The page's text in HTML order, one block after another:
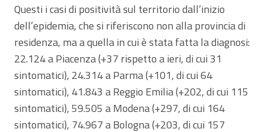
Questi i casi di positività sul territorio dall’inizio
dell’epidemia, che si riferiscono non alla provincia di
residenza, ma a quella in cui è stata fatta la diagnosi:
22.124 a Piacenza (+37 rispetto a ieri, di cui 31
sintomatici), 24.314 a Parma (+101, di cui 64
sintomatici), 41.843 a Reggio Emilia (+202, di cui 115
sintomatici), 59.505 a Modena (+297, di cui 164
sintomatici), 74.967 a Bologna (+203, di cui 157